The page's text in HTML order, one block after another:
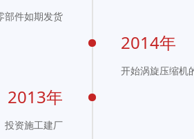
部件如期发货
2014年
开始涡旋压缩机
2013年
投资施工建厂